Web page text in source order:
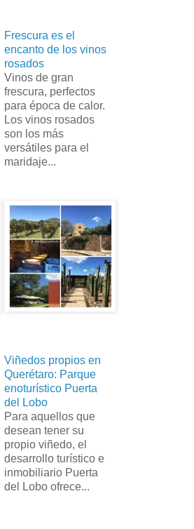
Frescura es el
encanto de los vinos
rosados
Vinos de gran
frescura, perfectos
para época de calor.
Los vinos rosados
son los más
versátiles para el
maridaje...
Viñedos propios en
Querétaro: Parque
enoturístico Puerta
del Lobo
Para aquellos que
desean tener su
propio viñedo, el
desarrollo turístico e
inmobiliario Puerta
del Lobo ofrece...